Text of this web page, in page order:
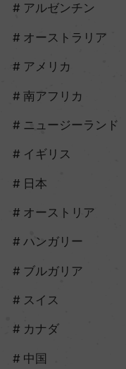
アルゼンチン
オーストラリア
アメリカ
南アフリカ
ニュージーランド
イギリス
日本
オーストリア
ハンガリー
ブルガリア
スイス
カナダ
中国